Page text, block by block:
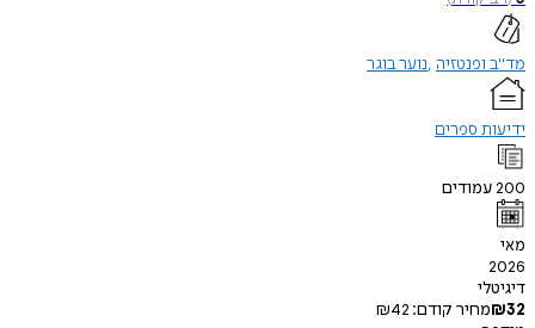
נוער בוגר
ספרים
קודם:
₪42